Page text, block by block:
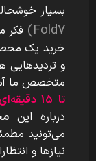
بسیار
Fold7)
فکر
خرید یک
و تردیدهایی
متخصص ما
تا 15 دقیقه‌ای
درباره این
می‌تونید
نیازها و